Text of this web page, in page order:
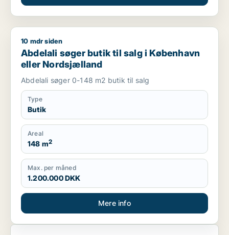
Abdelali søger butik til salg i København eller Nordsjælland
10 mdr siden
Abdelali søger butik til salg i København
eller Nordsjælland
Abdelali søger 0-148 m2 butik til salg
Type
Butik
Areal
148 m2
Max. per måned
1.200.000 DKK
Mere info